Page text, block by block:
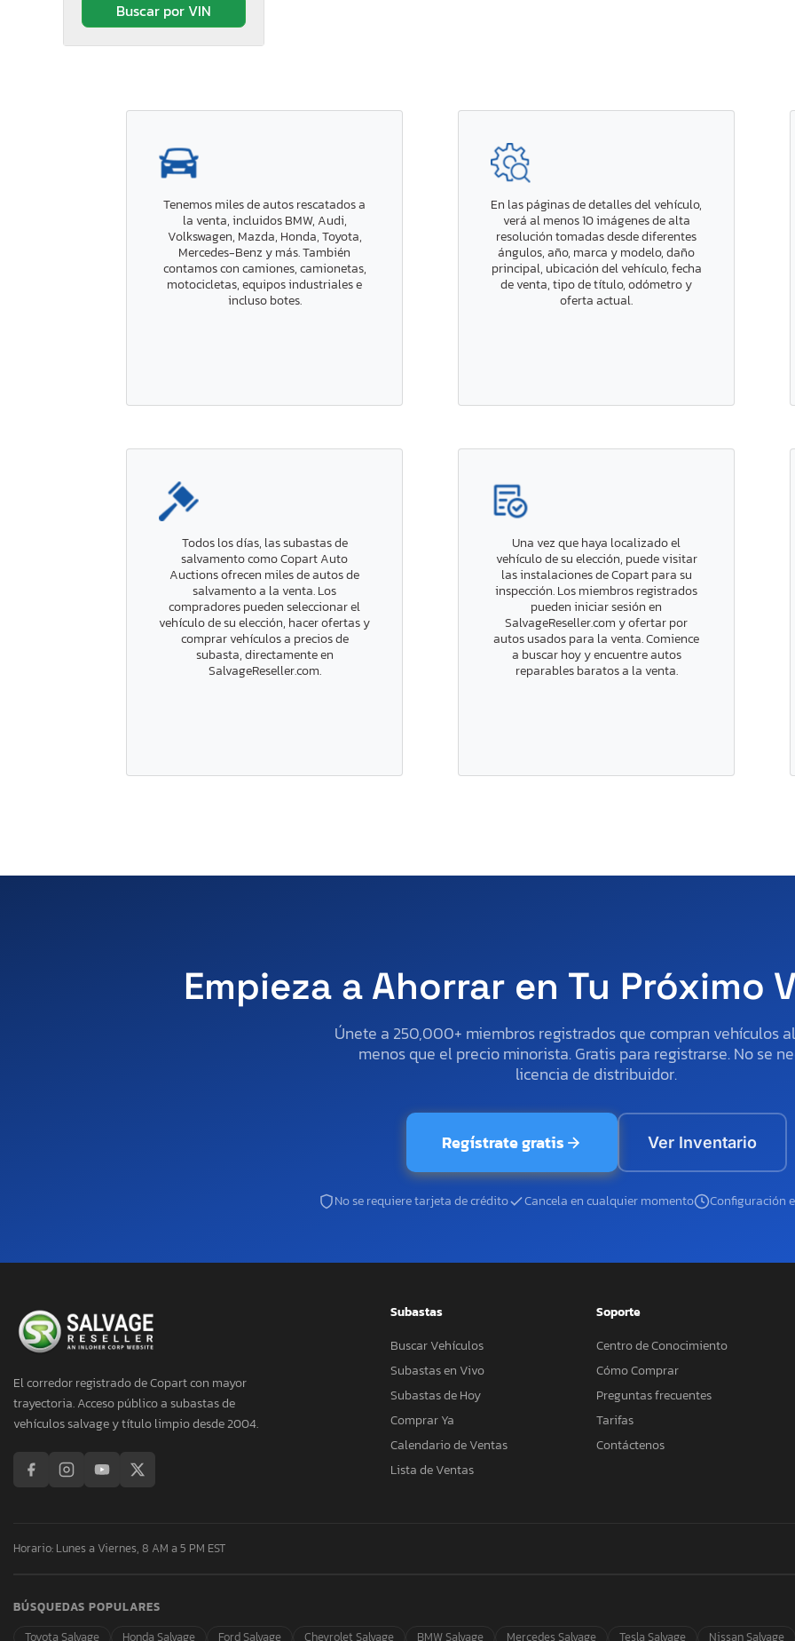
Tenemos miles de autos rescatados a
la venta, incluidos BMW, Audi,
Volkswagen, Mazda, Honda, Toyota,
Mercedes-Benz y más. También
contamos con camiones, camionetas,
motocicletas, equipos industriales e
incluso botes.
En las páginas de detalles del vehículo,
verá al menos 10 imágenes de alta
resolución tomadas desde diferentes
ángulos, año, marca y modelo, daño
principal, ubicación del vehículo, fecha
de venta, tipo de título, odómetro y
oferta actual.
Todos los días, las subastas de
salvamento como Copart Auto
Auctions ofrecen miles de autos de
salvamento a la venta. Los
compradores pueden seleccionar el
vehículo de su elección, hacer ofertas y
comprar vehículos a precios de
subasta, directamente en
SalvageReseller.com.
Una vez que haya localizado el
vehículo de su elección, puede visitar
las instalaciones de Copart para su
inspección. Los miembros registrados
pueden iniciar sesión en
SalvageReseller.com y ofertar por
autos usados para la venta. Comience
a buscar hoy y encuentre autos
reparables baratos a la venta.
Empieza a Ahorrar en Tu Próximo
Únete a 250,000+ miembros registrados que compran vehículos
menos que el precio minorista. Gratis para registrarse. No se
licencia de distribuidor.
Regístrate gratis Ver Inventario
No se requiere tarjeta de crédito Cancela en cualquier momento Configuración
El corredor registrado de Copart con mayor
trayectoria. Acceso público a subastas de
vehículos salvage y título limpio desde 2004.
Subastas
Buscar Vehículos
Subastas en Vivo
Subastas de Hoy
Comprar Ya
Calendario de Ventas
Lista de Ventas
Soporte
Centro de Conocimiento
Cómo Comprar
Preguntas frecuentes
Tarifas
Contáctenos
Horario: Lunes a Viernes, 8 AM a 5 PM EST
BÚSQUEDAS POPULARES
Toyota Salvage
Honda Salvage Ford Salvage Chevrolet Salvage BMW Salvage Mercedes Salvage Tesla Salvage Nissan Salvage